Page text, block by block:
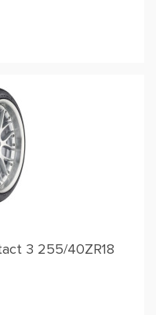
3 255/40ZR18